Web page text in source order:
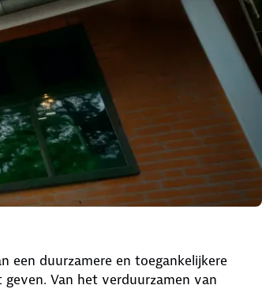
een duurzamere en toegankelijkere
Van het verduurzamen van